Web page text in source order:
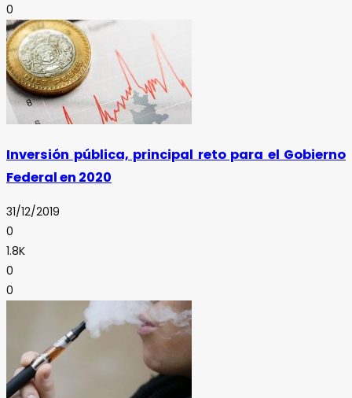
0
Inversión pública, principal reto para el Gobierno
Federal en 2020
31/12/2019
0
1.8K
0
0